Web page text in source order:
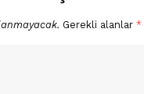
Gerekli alanlar *